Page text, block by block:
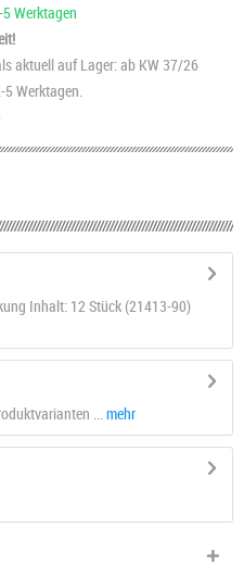
Werktagen
aktuell auf Lager: ab KW 37/26
Werktagen.
Inhalt: 12 Stück (21413-90)
... mehr